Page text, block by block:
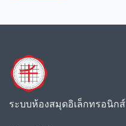
ระบบห้องสมุดอิเล็กทรอนิกส์